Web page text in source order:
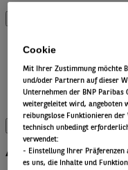
Übersicht
Übersicht
Nachhaltigkeit
Kontakt
Alle
Cookie
Mit Ihrer Zustimmung möchte
und/oder Partnern auf dieser
Unternehmen der BNP Paribas
weitergeleitet wird, angeboten
reibungslose Funktionieren der
technisch unbedingt
verwendet:
- Einstellung Ihrer Präferenzen
es uns, die Inhalte und